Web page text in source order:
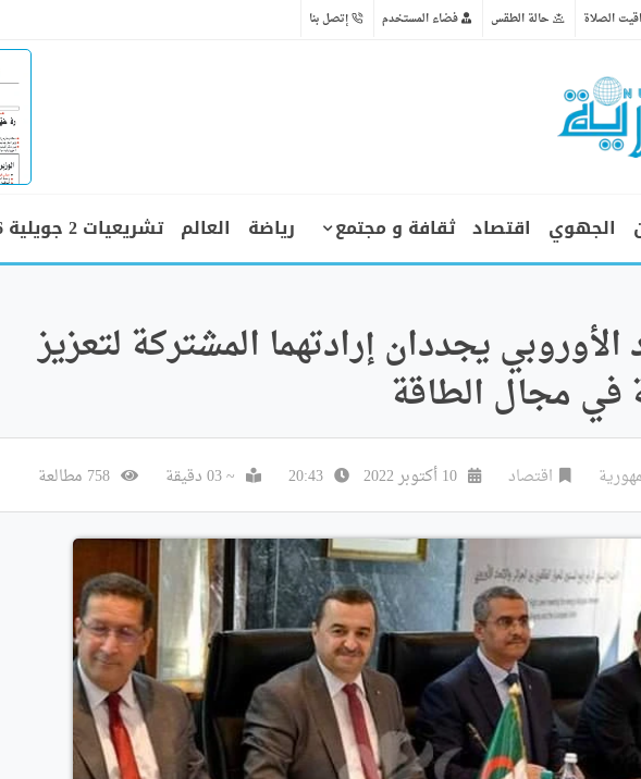
الصلاة حالة الطقس فضاء المستخدم إتصل بنا
الجهوي اقتصاد ثقافة و مجتمع رياضة العالم تشريعيات 2 جويلية 2026
الأوروبي يجددان إرادتهما المشتركة لتعزيز
في مجال الطاقة
اقتصاد 10 أكتوبر 2022 20:43 ~ 03 دقيقة 758 مطالعة